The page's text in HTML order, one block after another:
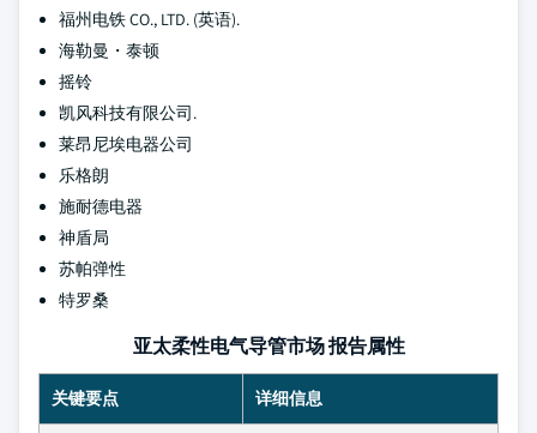
福州电铁 CO., LTD. (英语).
海勒曼・泰顿
摇铃
凯风科技有限公司.
莱昂尼埃电器公司
乐格朗
施耐德电器
神盾局
苏帕弹性
特罗桑
亚太柔性电气导管市场 报告属性
关键要点 详细信息